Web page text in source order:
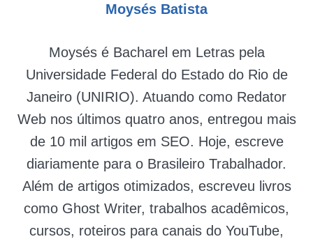
Moysés Batista
Moysés é Bacharel em Letras pela
Universidade Federal do Estado do Rio de
Janeiro (UNIRIO). Atuando como Redator
Web nos últimos quatro anos, entregou mais
de 10 mil artigos em SEO. Hoje, escreve
diariamente para o Brasileiro Trabalhador.
Além de artigos otimizados, escreveu livros
como Ghost Writer, trabalhos acadêmicos,
cursos, roteiros para canais do YouTube,